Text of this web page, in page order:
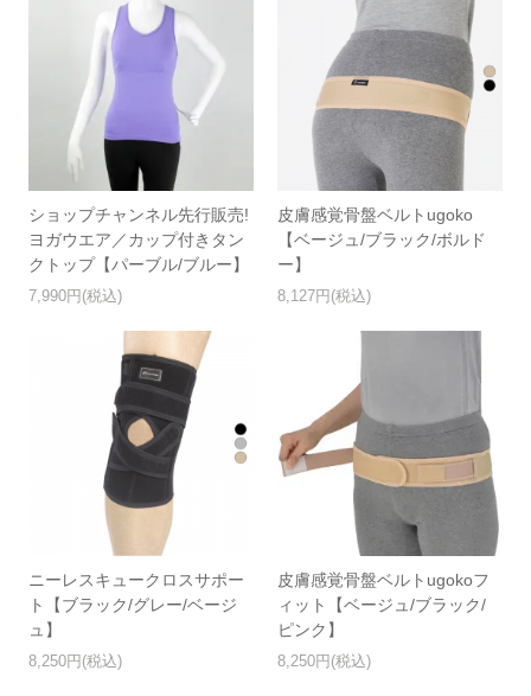
ショップチャンネル先行販売!
ヨガウエア／カップ付きタン
クトップ【パーブル/ブルー】
7,990円(税込)
皮膚感覚骨盤ベルトugoko
【ベージュ/ブラック/ボルド
ー】
8,127円(税込)
ニーレスキュークロスサポー
ト【ブラック/グレー/ベージ
ュ】
8,250円(税込)
皮膚感覚骨盤ベルトugokoフ
ィット【ベージュ/ブラック/
ピンク】
8,250円(税込)